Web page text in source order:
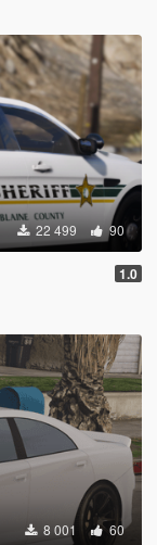
22 499 90
1.0
8 001 60